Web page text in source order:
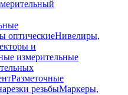
оптическиеНивелиры,
и
измерительные
Разметочные
резьбыМаркеры,